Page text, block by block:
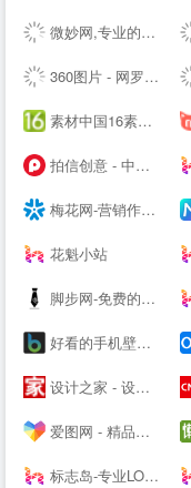
微妙网,专业的动画师、特效师、CG模型设计师网站！ - wmiao.com
360图片 - 网罗天下美图
素材中国16素材网 - 素材中国16素材网
拍信创意 - 中国领先的创意内容素材平台 素材网 素材库 高清图片视频源文件下载
梅花网-营销作品宝库
花魁小站
脚步网-免费的在线简历制作平台-3万套个人简历模板
好看的手机壁纸_高清手机壁纸图片_苹果手机壁纸下载－手机壁纸大全
设计之家 - 设计交流互动平台 - 传播先进设计理念 推动原创设计发展
爱图网 - 精品设计图片素材aiimg.com
标志岛-专业LOGO素材下载平台